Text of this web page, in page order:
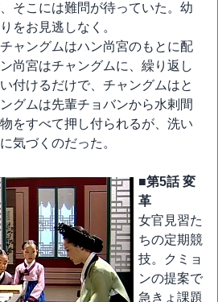
そこには難問が待っていた。幼
をお見逃しなく。
ャングムはハン尚宮のもとに配
尚宮はチャングムに、繰り返し
付けるだけで、チャングムはと
グムは先輩チョバンから水剌間
をすべて押し付られるが、洗い
気づくのだった。
■第5話 変
革
女官見習た
ちの定期競
技。クミョ
ンの提案で
急きょ課題